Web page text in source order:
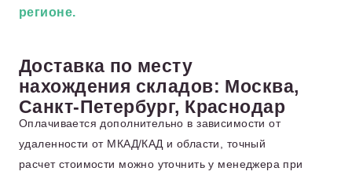
регионе.
Доставка по месту
нахождения складов: Москва,
Санкт-Петербург, Краснодар
Оплачивается дополнительно в зависимости от
удаленности от МКАД/КАД и области, точный
расчет стоимости можно уточнить у менеджера при